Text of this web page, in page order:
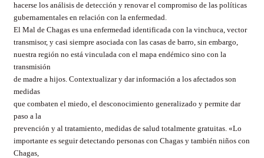
hacerse los análisis de detección y renovar el compromiso de las políticas
gubernamentales en relación con la enfermedad.
El Mal de Chagas es una enfermedad identificada con la vinchuca, vector
transmisor, y casi siempre asociada con las casas de barro, sin embargo,
nuestra región no está vinculada con el mapa endémico sino con la
transmisión
de madre a hijos. Contextualizar y dar información a los afectados son
medidas
que combaten el miedo, el desconocimiento generalizado y permite dar
paso a la
prevención y al tratamiento, medidas de salud totalmente gratuitas. «Lo
importante es seguir detectando personas con Chagas y también niños con
Chagas,